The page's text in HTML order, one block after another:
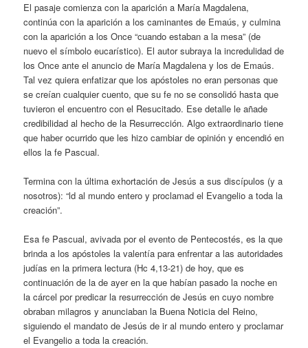
El pasaje comienza con la aparición a María Magdalena,
continúa con la aparición a los caminantes de Emaús, y culmina
con la aparición a los Once “cuando estaban a la mesa” (de
nuevo el símbolo eucarístico). El autor subraya la incredulidad de
los Once ante el anuncio de María Magdalena y los de Emaús.
Tal vez quiera enfatizar que los apóstoles no eran personas que
se creían cualquier cuento, que su fe no se consolidó hasta que
tuvieron el encuentro con el Resucitado. Ese detalle le añade
credibilidad al hecho de la Resurrección. Algo extraordinario tiene
que haber ocurrido que les hizo cambiar de opinión y encendió en
ellos la fe Pascual.
Termina con la última exhortación de Jesús a sus discípulos (y a
nosotros): “ld al mundo entero y proclamad el Evangelio a toda la
creación”.
Esa fe Pascual, avivada por el evento de Pentecostés, es la que
brinda a los apóstoles la valentía para enfrentar a las autoridades
judías en la primera lectura (Hc 4,13-21) de hoy, que es
continuación de la de ayer en la que habían pasado la noche en
la cárcel por predicar la resurrección de Jesús en cuyo nombre
obraban milagros y anunciaban la Buena Noticia del Reino,
siguiendo el mandato de Jesús de ir al mundo entero y proclamar
el Evangelio a toda la creación.